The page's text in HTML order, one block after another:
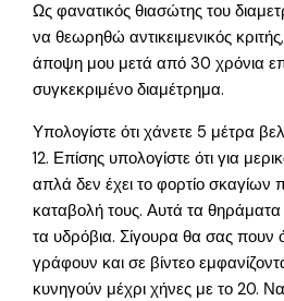
Ως φανατικός θιασώτης του
να θεωρηθώ αντικειμενικός
άποψη μου μετά από 30 χρόνια
συγκεκριμένο διαμέτρημα.
Υπολογίστε ότι χάνετε 5 μέτρα
12. Επίσης υπολογίστε ότι για
απλά δεν έχει το φορτίο σκαγίων
καταβολή τους. Αυτά τα
τα υδρόβια. Σίγουρα θα σας πουν
γράφουν και σε βίντεο
κυνηγούν μέχρι χήνες με το 20.